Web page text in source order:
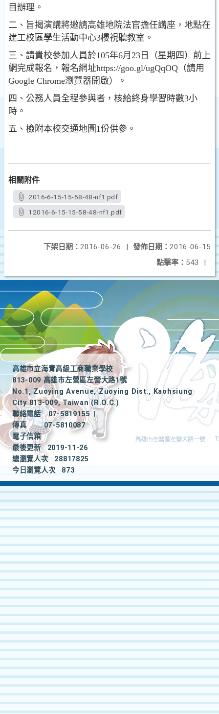
目辦理。
二、旨揭演講將邀請高雄地院法官擔任講座，地點在
建工校區學生活動中心3樓視聽教室。
三、請貴校參加人員於105年6月23日（星期四）前上
網完成報名，報名網址https://goo.gl/ugQqOQ（請用
Google Chrome瀏覽器開啟）。
四、公務人員全程參與者，核給終身學習時數3小
時。
五、檢附本校交通地圖1份供參。
相關附件
2016-6-15-15-58-48-nf1.pdf
12016-6-15-15-58-48-nf1.pdf
發佈日期： 2016-06-15
下架日期： 2016-06-26
|
點擊率： 543 |
高雄市立海青高級工商職業學校
813-009 高雄市左營區左營大路1號
No.1, Zuoying Avenue, Zuoying Dist., Kaohsiung
City 813-009, Taiwan (R.O.C.)
聯絡電話
07-5819155
|
傳真
07-5810087
電子信箱
最後更新
2019-11-26
總瀏覽人次
28817825
今日瀏覽人次
873